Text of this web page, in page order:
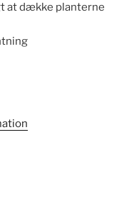
at dække planterne